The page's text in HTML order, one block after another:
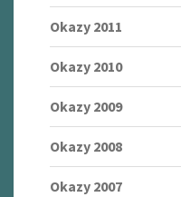
Okazy 2011
Okazy 2010
Okazy 2009
Okazy 2008
Okazy 2007